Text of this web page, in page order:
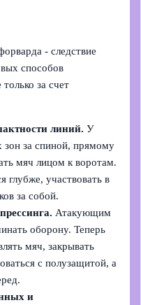
- следствие
способов
за счет
линий. У
за спиной, прямому
мяч лицом к воротам.
глубже, участвовать в
за собой.
Атакующим
оборону. Теперь
мяч, закрывать
с полузащитой, а
и